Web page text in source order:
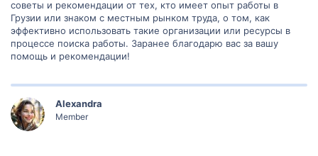
советы и рекомендации от тех, кто имеет опыт работы в
Грузии или знаком с местным рынком труда, о том, как
эффективно использовать такие организации или ресурсы в
процессе поиска работы. Заранее благодарю вас за вашу
помощь и рекомендации!
Alexandra
Member